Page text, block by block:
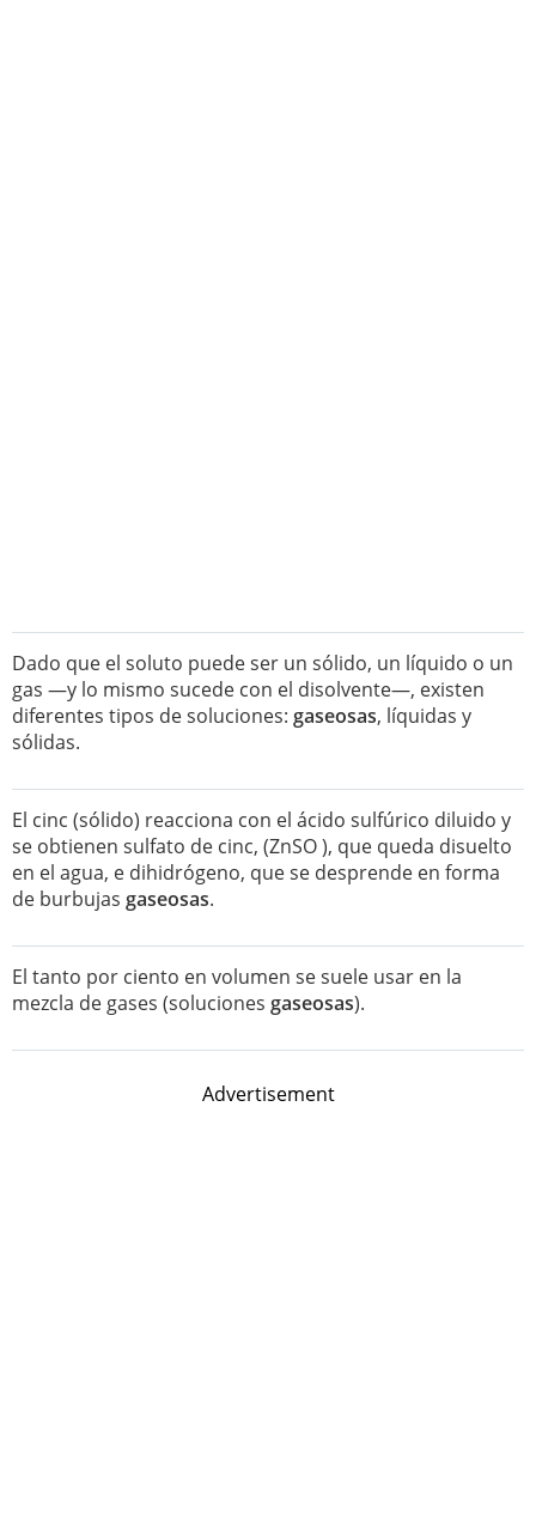
Dado que el soluto puede ser un sólido, un líquido o un
gas —y lo mismo sucede con el disolvente—, existen
diferentes tipos de soluciones: gaseosas, líquidas y
sólidas.
El cinc (sólido) reacciona con el ácido sulfúrico diluido y
se obtienen sulfato de cinc, (ZnSO ), que queda disuelto
en el agua, e dihidrógeno, que se desprende en forma
de burbujas gaseosas.
El tanto por ciento en volumen se suele usar en la
mezcla de gases (soluciones gaseosas).
Advertisement